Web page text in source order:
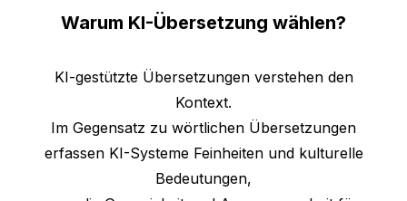
Warum KI-Übersetzung wählen?
KI-gestützte Übersetzungen verstehen den
Kontext.
Im Gegensatz zu wörtlichen Übersetzungen
erfassen KI-Systeme Feinheiten und kulturelle
Bedeutungen,